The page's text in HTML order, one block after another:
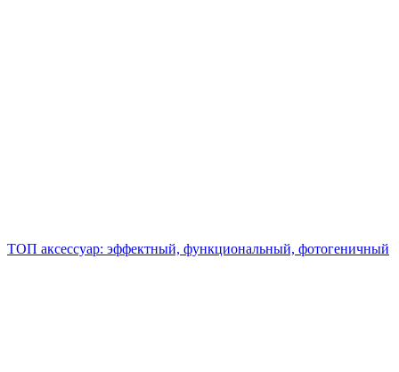
ТОП аксессуар: эффектный, функциональный, фотогеничный